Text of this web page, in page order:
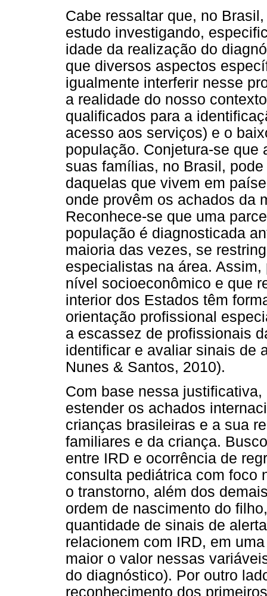
Cabe ressaltar que, no
estudo investigando,
idade da realização do
que diversos aspectos
igualmente interferir nesse
a realidade do nosso
qualificados para a
acesso aos serviços) e o
população. Conjetura-se que
suas famílias, no Brasil,
daquelas que vivem em
onde provêm os achados da
Reconhece-se que uma
população é diagnosticada
maioria das vezes, se
especialistas na área.
nível socioeconômico e que
interior dos Estados têm
orientação profissional
a escassez de profissionais
identificar e avaliar sinais de
Nunes & Santos, 2010).
Com base nessa
estender os achados
crianças brasileiras e a sua
familiares e da criança.
entre IRD e ocorrência de
consulta pediátrica com foco
o transtorno, além dos
ordem de nascimento do
quantidade de sinais de
relacionem com IRD, em
maior o valor nessas
do diagnóstico). Por outro
reconhecimento dos